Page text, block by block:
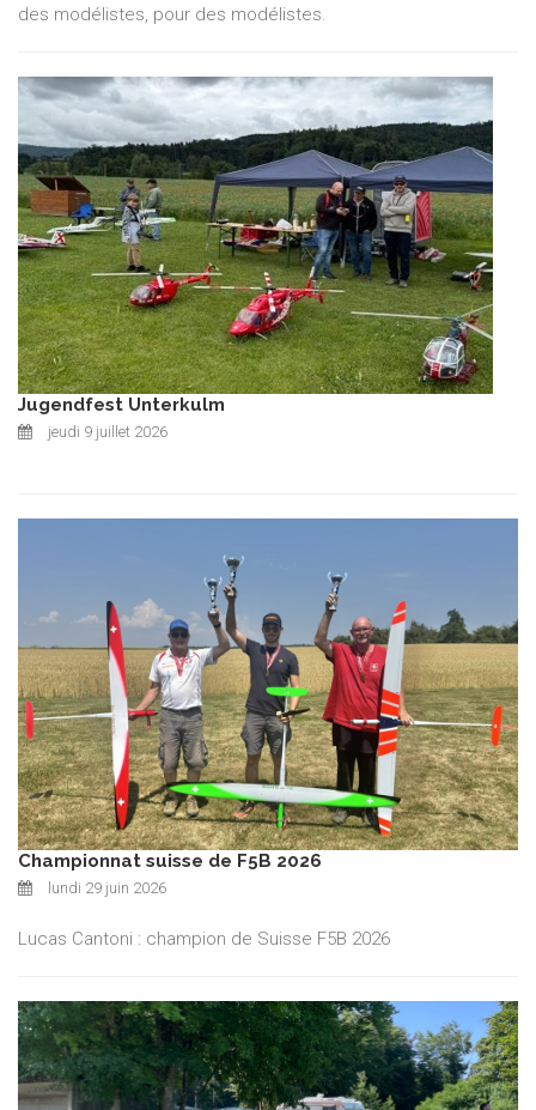
des modélistes, pour des modélistes.
Jugendfest Unterkulm
jeudi 9 juillet 2026
Championnat suisse de F5B 2026
lundi 29 juin 2026
Lucas Cantoni : champion de Suisse F5B 2026